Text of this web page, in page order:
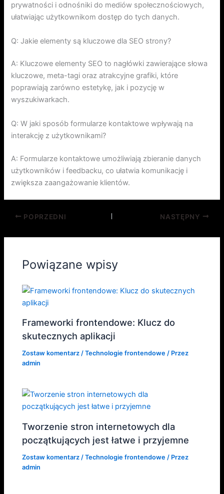
prywatności i odnośniki do mediów społecznościowych,
ułatwiając użytkownikom dostęp do tych danych.
Q: Jakie elementy są kluczowe dla SEO strony?
A: Kluczowe elementy SEO to nagłówki zawierające słowa
kluczowe, meta-tagi oraz atrakcyjne grafiki, które
poprawiają zarówno estetykę, jak i pozycję w
wyszukiwarkach.
Q: W jaki sposób formularze kontaktowe wpływają na
interakcję z użytkownikami?
A: Formularze kontaktowe umożliwiają zbieranie danych
użytkowników i feedbacku, co ułatwia komunikację i
zwiększa zaangażowanie klientów.
POPRZEDNI NASTĘPNY
Powiązane wpisy
Frameworki frontendowe: Klucz do
skutecznych aplikacji
Zostaw komentarz /Technologie frontendowe / Przez
admin
Tworzenie stron internetowych dla
początkujących jest łatwe i przyjemne
Zostaw komentarz /Technologie frontendowe / Przez
admin